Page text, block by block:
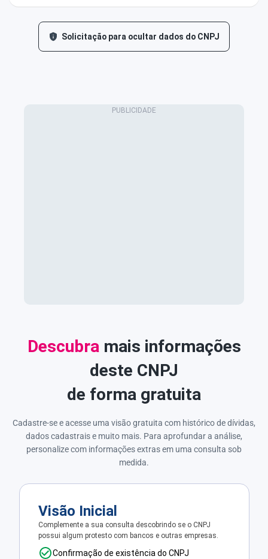
Solicitação para ocultar dados do CNPJ
Descubra mais informações
deste CNPJ
de forma gratuita
Cadastre-se e acesse uma visão gratuita com histórico de dívidas,
dados cadastrais e muito mais. Para aprofundar a análise,
personalize com informações extras em uma consulta sob
medida.
Visão Inicial
Complemente a sua consulta descobrindo se o CNPJ
possui algum protesto com bancos e outras empresas.
Confirmação de existência do CNPJ